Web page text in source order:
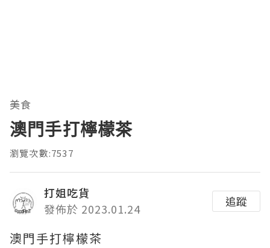
美食
澳門手打檸檬茶
瀏覽次數:7537
打姐吃貨
發佈於 2023.01.24
追蹤
澳門手打檸檬茶